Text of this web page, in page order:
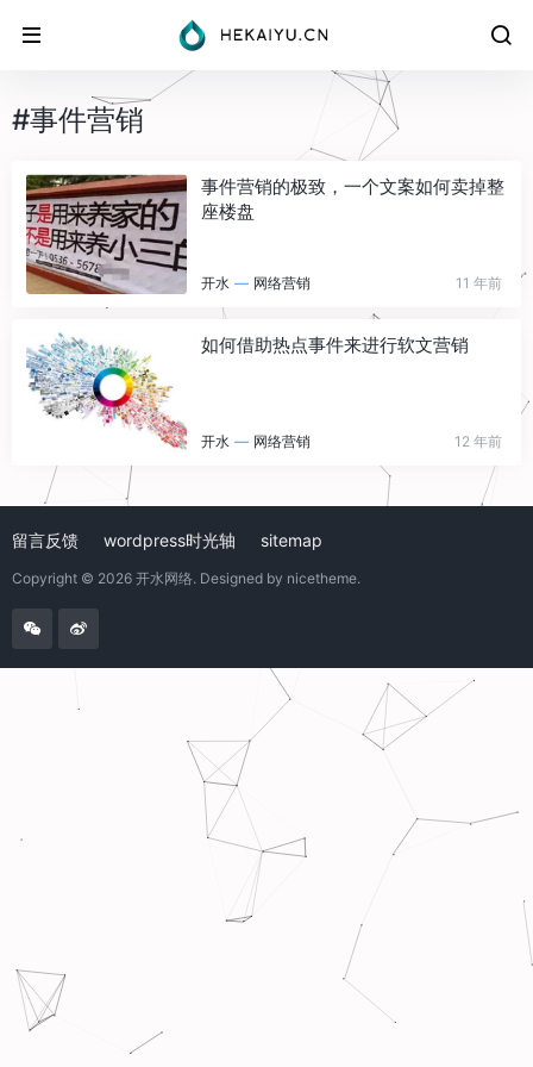
#事件营销
事件营销的极致，一个文案如何卖掉整
座楼盘
开水 — 网络营销 11 年前
如何借助热点事件来进行软文营销
开水 — 网络营销 12 年前
留言反馈 wordpress时光轴 sitemap
Copyright © 2026 开水网络. Designed by nicetheme.